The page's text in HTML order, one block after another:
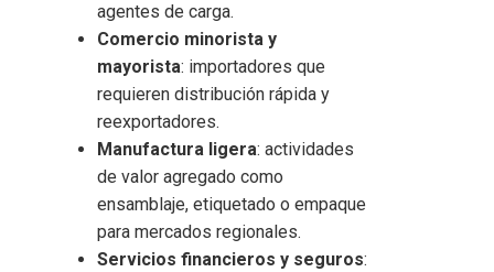
agentes de carga.
Comercio minorista y
mayorista: importadores que
requieren distribución rápida y
reexportadores.
Manufactura ligera: actividades
de valor agregado como
ensamblaje, etiquetado o empaque
para mercados regionales.
Servicios financieros y seguros: